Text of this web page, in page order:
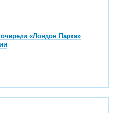
«Лондон Парка»